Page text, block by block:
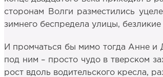
сторонам Волги разместились
зимнего беспредела улицы,
И промчаться бы мимо тогда Анне и
под ним – просто чудо в тверском
рост вдоль водительского кресла,